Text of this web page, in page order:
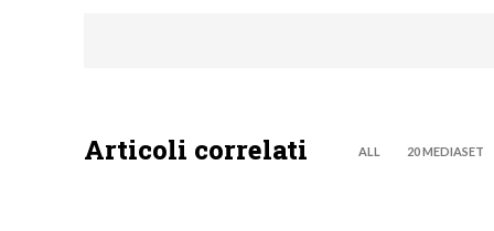
Articoli correlati ALL 20 MEDIASET